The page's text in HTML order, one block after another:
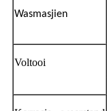
Wasmasjien
Voltooi